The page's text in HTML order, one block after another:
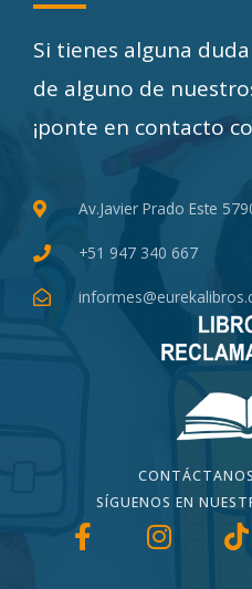
Si tienes alguna
de alguno de
¡ponte en contacto
Av.Javier Prado Este
+51 947 340 667
SÍGUENOS EN